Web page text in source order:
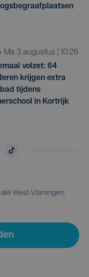
ma 3 augustus | 10:26
volzet: 64
krijgen extra
tijdens
in Kortrijk
West-Vlamingen,